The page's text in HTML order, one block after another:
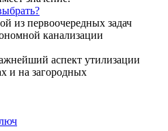
из первоочередных задач
канализации
аспект утилизации
и на загородных